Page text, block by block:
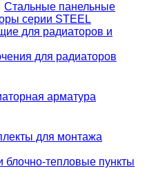
Стальные панельные
серии STEEL
для радиаторов и
для радиаторов
арматура
для монтажа
блочно-тепловые пункты